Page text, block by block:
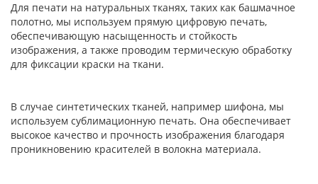
Для печати на натуральных тканях, таких как башмачное
полотно, мы используем прямую цифровую печать,
обеспечивающую насыщенность и стойкость
изображения, а также проводим термическую обработку
для фиксации краски на ткани.
В случае синтетических тканей, например шифона, мы
используем сублимационную печать. Она обеспечивает
высокое качество и прочность изображения благодаря
проникновению красителей в волокна материала.